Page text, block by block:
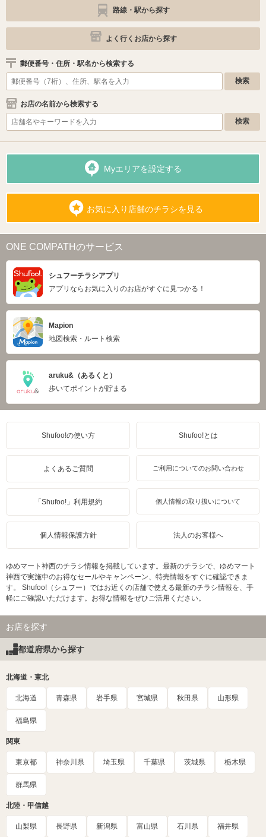
路線・駅から探す
よく行くお店から探す
郵便番号・住所・駅名から検索する
お店の名前から検索する
Myエリアを設定する
お気に入り店舗のチラシを見る
ONE COMPATHのサービス
シュフーチラシアプリ
アプリならお気に入りのお店がすぐに見つかる！
Mapion
地図検索・ルート検索
aruku&（あるくと）
歩いてポイントが貯まる
Shufoo!の使い方 Shufoo!とは
よくあるご質問 ご利用についてのお問い合わせ
「Shufoo!」利用規約 個人情報の取り扱いについて
個人情報保護方針 法人のお客様へ
ゆめマート神西のチラシ情報を掲載しています。最新のチラシで、ゆめマート
神西で実施中のお得なセールやキャンペーン、特売情報をすぐに確認できま
す。 Shufoo!（シュフー）ではお近くの店舗で使える最新のチラシ情報を、手
軽にご確認いただけます。お得な情報をぜひご活用ください。
お店を探す
都道府県から探す
北海道・東北
北海道 青森県 岩手県 宮城県 秋田県 山形県
福島県
関東
東京都 神奈川県 埼玉県 千葉県 茨城県 栃木県
群馬県
北陸・甲信越
山梨県 長野県 新潟県 富山県 石川県 福井県